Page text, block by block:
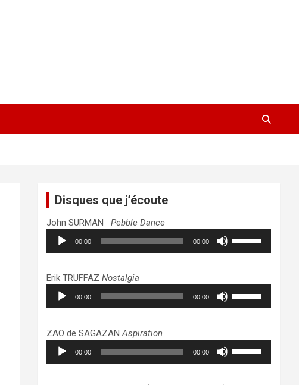
Disques que j’écoute
John SURMANPebble Dance
Lecteur
audio
00:00 00:00
pour
augmenter
ou
volume.
Erik TRUFFAZNostalgia
Lecteur
audio
00:00 00:00
pour
augmenter
ou
ZAO de SAGAZANAspiration
Lecteur
audio
00:00 00:00